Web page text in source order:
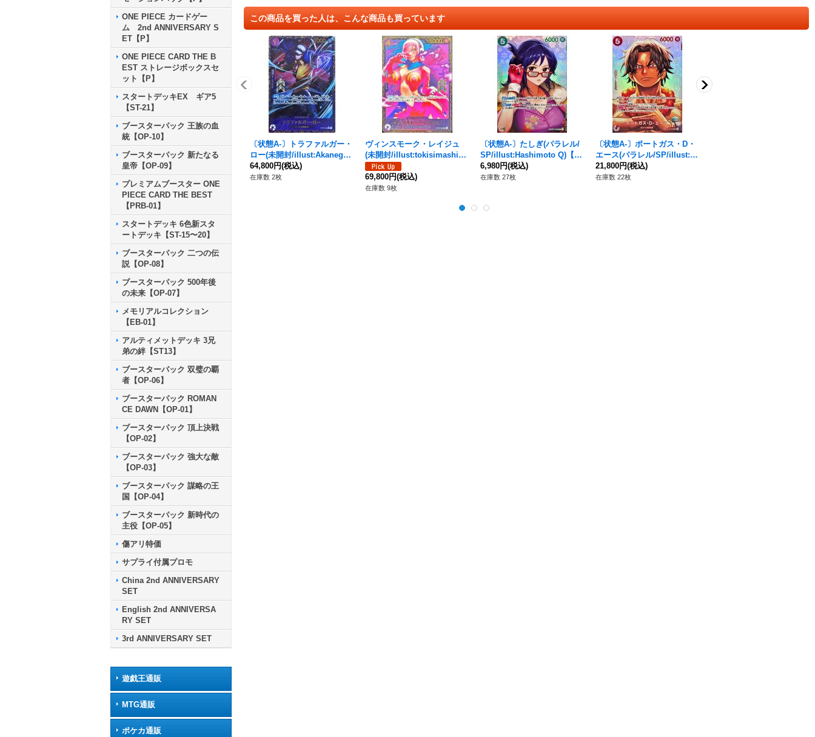
ONE PIECE カードゲー
ム 2nd ANNIVERSARY S
ET【P】
ONE PIECE CARD THE B
EST ストレージボックスセ
ット【P】
スタートデッキEX ギア5
【ST-21】
ブースターパック 王族の血
統【OP-10】
ブースターパック 新たなる
皇帝【OP-09】
プレミアムブースター ONE
PIECE CARD THE BEST
【PRB-01】
スタートデッキ 6色新スタ
ートデッキ【ST-15〜20】
ブースターパック 二つの伝
説【OP-08】
ブースターパック 500年後
の未来【OP-07】
メモリアルコレクション
【EB-01】
アルティメットデッキ 3兄
弟の絆【ST13】
ブースターパック 双璧の覇
者【OP-06】
ブースターパック ROMAN
CE DAWN【OP-01】
ブースターパック 頂上決戦
【OP-02】
ブースターパック 強大な敵
【OP-03】
ブースターパック 謀略の王
国【OP-04】
ブースターパック 新時代の
主役【OP-05】
傷アリ特価
サプライ付属プロモ
China 2nd ANNIVERSARY
SET
English 2nd ANNIVERSA
RY SET
3rd ANNIVERSARY SET
遊戯王通販
MTG通販
ポケカ通販
この商品を買った人は、こんな商品も買っています
〔状態A-〕トラファルガー・
ロー(未開封/illust:Akanegu
mo)【R】{OP09-069}
64,800円(税込)
在庫数 2枚
ヴィンスモーク・レイジュ
(未開封/illust:tokisimashiku
ka)【SR】{OP06-069}
69,800円(税込)
在庫数 9枚
〔状態A-〕たしぎ(パラレル/
SP/illust:Hashimoto Q)【S
P】{OP14-029[OP16]}
6,980円(税込)
在庫数 27枚
〔状態A-〕ポートガス・D・
エース(パラレル/SP/illust:H
ashimoto Q)【SP】{ST15-0
05[OP16]}
21,800円(税込)
在庫数 22枚